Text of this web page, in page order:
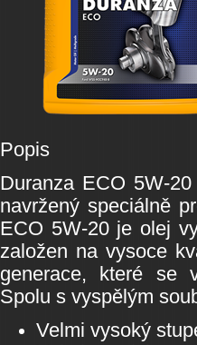
Popis
Duranza ECO 5W-
navržený speciálně
ECO 5W-20 je olej
založen na vysoce
generace, které se
Spolu s vyspělým
Velmi vysoký